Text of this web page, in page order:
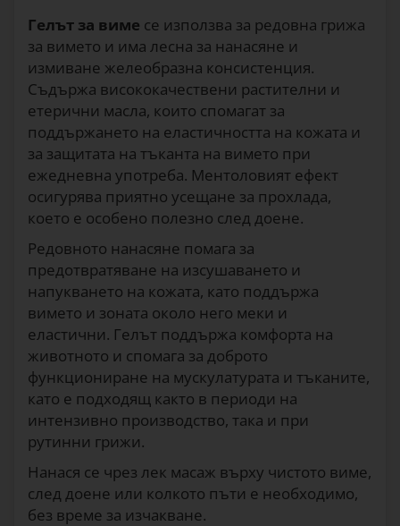
Гелът за виме се използва за редовна грижа
за вимето и има лесна за нанасяне и
измиване желеобразна консистенция.
Съдържа висококачествени растителни и
етерични масла, които спомагат за
поддържането на еластичността на кожата и
за защитата на тъканта на вимето при
ежедневна употреба. Ментоловият ефект
осигурява приятно усещане за прохлада,
което е особено полезно след доене.
Редовното нанасяне помага за
предотвратяване на изсушаването и
напукването на кожата, като поддържа
вимето и зоната около него меки и
еластични. Гелът поддържа комфорта на
животното и спомага за доброто
функциониране на мускулатурата и тъканите,
като е подходящ както в периоди на
интензивно производство, така и при
рутинни грижи.
Нанася се чрез лек масаж върху чистото виме,
след доене или колкото пъти е необходимо,
без време за изчакване.